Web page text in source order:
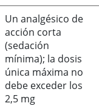
Un analgésico de
acción corta
(sedación
mínima); la dosis
única máxima no
debe exceder los
2,5 mg